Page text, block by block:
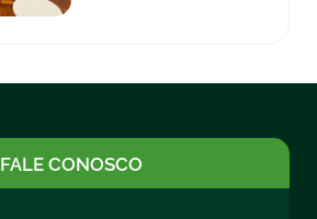
FALE CONOSCO